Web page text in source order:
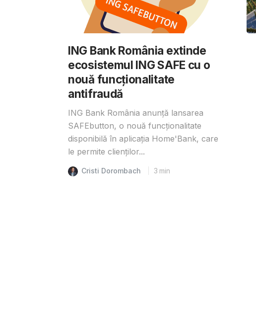
ING Bank România extinde
ecosistemul ING SAFE cu o
nouă funcționalitate
antifraudă
ING Bank România anunță lansarea
SAFEbutton, o nouă funcționalitate
disponibilă în aplicația Home'Bank, care
le permite clienților...
Cristi Dorombach 3 min